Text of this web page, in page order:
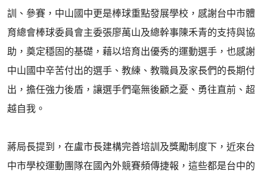
訓、參賽，中山國中更是棒球重點發展學校，感謝台中市體
育總會棒球委員會主委張廖萬山及總幹事陳禾青的支持與協
助，奠定穩固的基礎，藉以培育出優秀的運動選手，也感謝
中山國中辛苦付出的選手、教練、教職員及家長們的長期付
出，擔任強力後盾，讓選手們毫無後顧之憂、勇往直前、超
越自我。
蔣局長提到，在盧市長建構完善培訓及獎勵制度下，近來台
中市學校運動團隊在國內外競賽頻傳捷報，這些都是台中的